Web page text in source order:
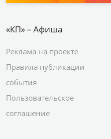
«КП» – Афиша
Реклама на проекте
Правила публикации
события
Пользовательское
соглашение